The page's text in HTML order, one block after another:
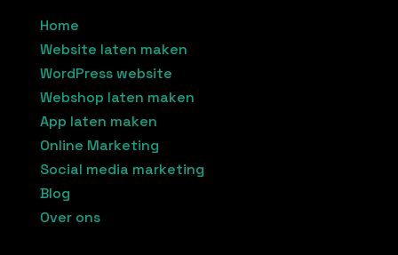
Home
Website laten maken
WordPress website
Webshop laten maken
App laten maken
Online Marketing
Social media marketing
Blog
Over ons